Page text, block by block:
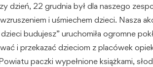
dzień, 22 grudnia był dla naszego
i uśmiechem dzieci. Nasza
budujesz” uruchomiła ogromne
i przekazać dzieciom z placówek
paczki wypełnione książkami,